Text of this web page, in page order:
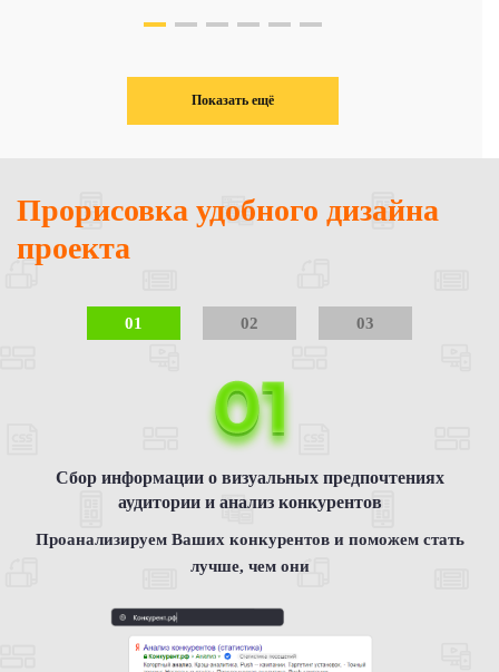
Показать ещё
Прорисовка удобного дизайна
проекта
01 02 03
Сбор информации о визуальных предпочтениях
аудитории и анализ конкурентов
Проанализируем Ваших конкурентов и поможем стать
лучше, чем они